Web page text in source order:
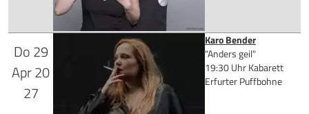
Mehr Infos
Tickets kaufen
für 26,90 €
Do29
Apr20
27
Karo Bender
"Anders geil"
19:30 Uhr Kabarett
Erfurter Puffbohne